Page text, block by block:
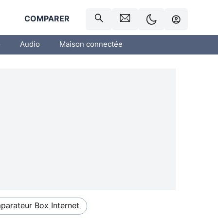
COMPARER
Audio Maison connectée
Box Internet